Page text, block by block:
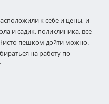
к себе и цены, и
и садик, поликлиника, все
пешком дойти можно.
на работу по